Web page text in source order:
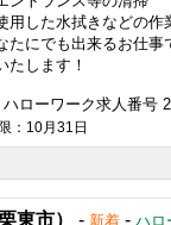
用した水拭きなどの作
たにでも出来るお仕事
たします！
ローワーク求人番号
：10月31日
東市） - 新着 - ハロ